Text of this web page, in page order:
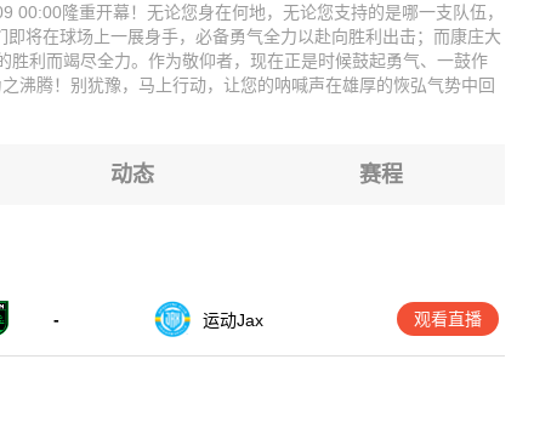
隆重开幕！无论您身在何地，无论您支持的是哪一支队伍，
将在球场上一展身手，必备勇气全力以赴向胜利出击；而康庄大
利而竭尽全力。作为敬仰者，现在正是时候鼓起勇气、一鼓作
沸腾！别犹豫，马上行动，让您的呐喊声在雄厚的恢弘气势中回
动态 赛程
- 运动Jax 观看直播